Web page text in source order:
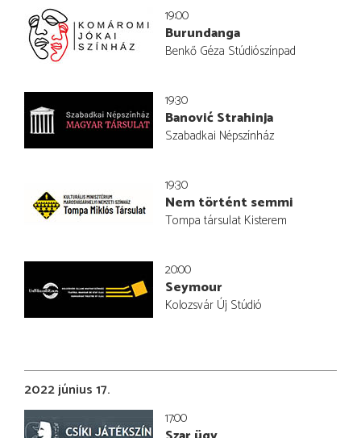
19:00
Burundanga
Benkő Géza Stúdiószínpad
19:30
Banović Strahinja
Szabadkai Népszínház
19:30
Nem történt semmi
Tompa társulat Kisterem
20:00
Seymour
Kolozsvár Új Stúdió
2022 június 17.
17:00